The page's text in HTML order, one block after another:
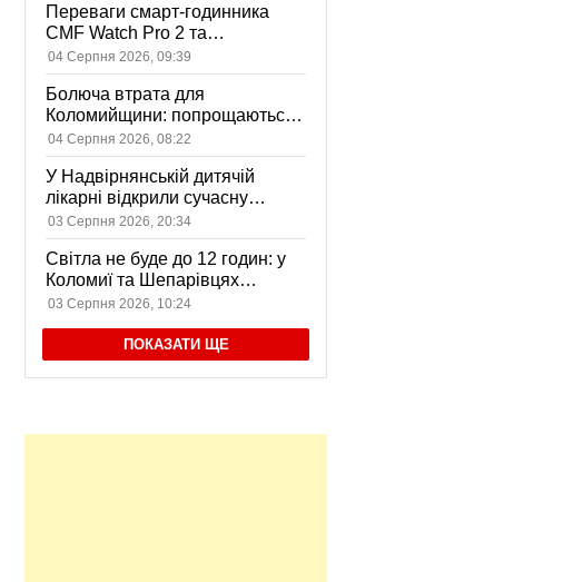
Переваги смарт-годинника
CMF Watch Pro 2 та
навушників CMF Buds Pro 2
для сучасних користувачів
04 Серпня 2026, 09:39
Болюча втрата для
Коломийщини: попрощаються
із захисником, який віддав
життя за Україну
04 Серпня 2026, 08:22
У Надвірнянській дитячій
лікарні відкрили сучасну
сенсорну кімнату
03 Серпня 2026, 20:34
Світла не буде до 12 годин: у
Коломиї та Шепарівцях
планові відключення 3-5
03 Серпня 2026, 10:24
ПОКАЗАТИ ЩЕ